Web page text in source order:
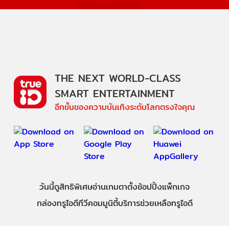
THE NEXT WORLD-CLASS
SMART ENTERTAINMENT
อีกขั้นของความบันเทิงระดับโลกตรงใจคุณ
วันนี้ดูสิทธิพิเศษอ่านเกมตาตั้งช้อปปิ้งแพ็กเกจ
กล่องทรูไอดีทีวีคอมมูนิตี้บริการช่วยเหลือทรูไอดี